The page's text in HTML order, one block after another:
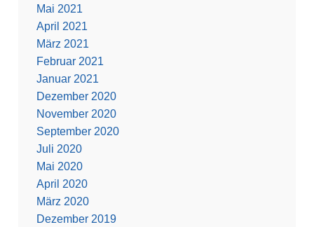
Mai 2021
April 2021
März 2021
Februar 2021
Januar 2021
Dezember 2020
November 2020
September 2020
Juli 2020
Mai 2020
April 2020
März 2020
Dezember 2019